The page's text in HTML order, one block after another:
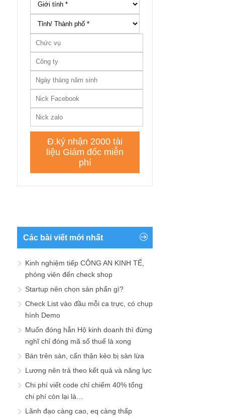
Các bài viết mới nhất
Kinh nghiệm tiếp CÔNG AN KINH TẾ,
phóng viên đến check shop
Startup nên chọn sản phẩn gì?
Check List vào đầu mỗi ca trực, có chụp
hình Demo
Muốn đóng hẳn Hộ kinh doanh thì đừng
nghĩ chỉ đóng mã số thuế là xong
Bán trên sàn, cẩn thận kẻo bị sàn lừa
Lương nên trả theo kết quả và năng lực
Chi phí viết code chỉ chiếm 40% tổng
chi phí còn lại là…
Lãnh đạo càng cao, eq càng thấp